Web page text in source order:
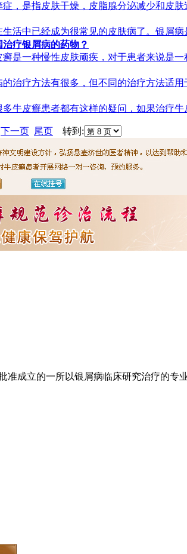
，是指皮肤干燥，皮脂腺分泌减少和皮
活中已经成为很常见的皮肤病了。银屑
疗银屑病的药物？
是一种慢性皮肤顽疾，对于患者来说是一
治疗方法有很多，但不同的治疗方法适
牛皮癣患者都有这样的疑问，如果治疗
下一页 尾页 转到:
准成立的一所以银屑病临床研究治疗的